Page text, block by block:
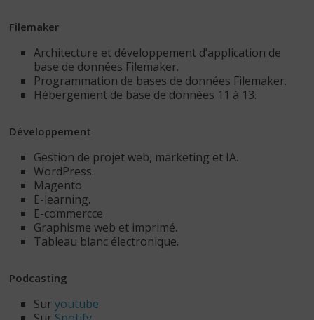
Filemaker
Architecture et développement d’application de
base de données Filemaker.
Programmation de bases de données Filemaker.
Hébergement de base de données 11 à 13.
Développement
Gestion de projet web, marketing et IA.
WordPress.
Magento
E-learning.
E-commercce
Graphisme web et imprimé.
Tableau blanc électronique.
Podcasting
Suryoutube